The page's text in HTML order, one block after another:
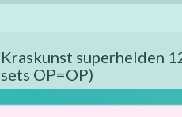
Kraskunst superhelden
sets OP=OP)
Kras je eigen design! Gebruik het plastic